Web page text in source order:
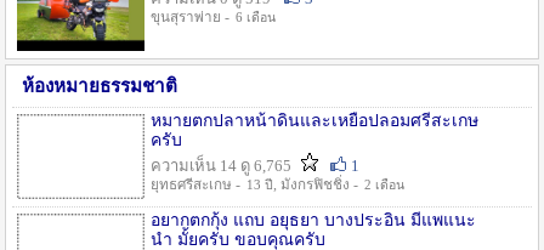
ขุนสุราพ่าย - 6 เดือน
ห้องหมายธรรมชาติ
หมายตกปลาหน้าดินและเหยื่อปลอมศรีสะเกษ
ครับ
ความเห็น 14 ดู 6,765
1
ยุทธศรีสะเกษ - 13 ปี , มังกรฟิชชิ่ง - 2 เดือน
อยากตกกุ้ง แถบ อยุธยา บางประอิน มีแพแนะ
นำ มั้ยครับ ขอบคุณครับ